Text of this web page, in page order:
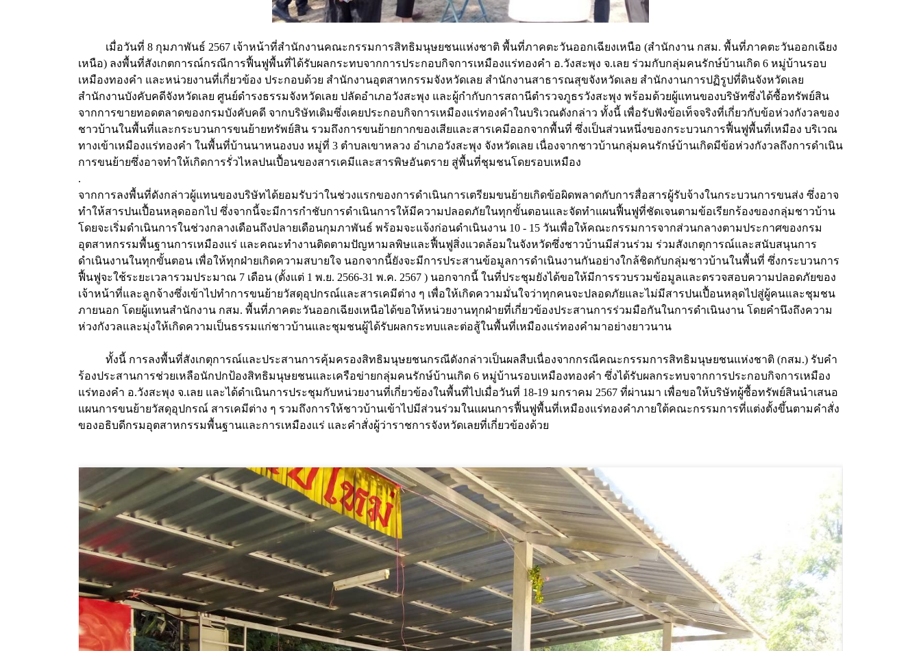
เมื่อวันที่ 8 กุมภาพันธ์ 2567 เจ้าหน้าที่สำนักงานคณะกรรมการสิทธิมนุษยชนแห่งชาติ พื้นที่ภาคตะวันออกเฉียงเหนือ (สำนักงาน กสม. พื้นที่ภาคตะวันออกเฉียง
เหนือ) ลงพื้นที่สังเกตการณ์กรณีการฟื้นฟูพื้นที่ได้รับผลกระทบจากการประกอบกิจการเหมืองแร่ทองคำ อ.วังสะพุง จ.เลย ร่วมกับกลุ่มคนรักษ์บ้านเกิด 6 หมู่บ้านรอบ
เหมืองทองคำ และหน่วยงานที่เกี่ยวข้อง ประกอบด้วย สำนักงานอุตสาหกรรมจังหวัดเลย สำนักงานสาธารณสุขจังหวัดเลย สำนักงานการปฏิรูปที่ดินจังหวัดเลย
สำนักงานบังคับคดีจังหวัดเลย ศูนย์ดำรงธรรมจังหวัดเลย ปลัดอำเภอวังสะพุง และผู้กำกับการสถานีตำรวจภูธรวังสะพุง พร้อมด้วยผู้แทนของบริษัทซึ่งได้ซื้อทรัพย์สิน
จากการขายทอดตลาดของกรมบังคับคดี จากบริษัทเดิมซึ่งเคยประกอบกิจการเหมืองแร่ทองคำในบริเวณดังกล่าว ทั้งนี้ เพื่อรับฟังข้อเท็จจริงที่เกี่ยวกับข้อห่วงกังวลของ
ชาวบ้านในพื้นที่และกระบวนการขนย้ายทรัพย์สิน รวมถึงการขนย้ายกากของเสียและสารเคมีออกจากพื้นที่ ซึ่งเป็นส่วนหนึ่งของกระบวนการฟื้นฟูพื้นที่เหมือง บริเวณ
ทางเข้าเหมืองแร่ทองคำ ในพื้นที่บ้านนาหนองบง หมู่ที่ 3 ตำบลเขาหลวง อำเภอวังสะพุง จังหวัดเลย เนื่องจากชาวบ้านกลุ่มคนรักษ์บ้านเกิดมีข้อห่วงกังวลถึงการดำเนิน
การขนย้ายซึ่งอาจทำให้เกิดการรั่วไหลปนเปื้อนของสารเคมีและสารพิษอันตราย สู่พื้นที่ชุมชนโดยรอบเหมือง
.
จากการลงพื้นที่ดังกล่าวผู้แทนของบริษัทได้ยอมรับว่าในช่วงแรกของการดำเนินการเตรียมขนย้ายเกิดข้อผิดพลาดกับการสื่อสารผู้รับจ้างในกระบวนการขนส่ง ซึ่งอาจ
ทำให้สารปนเปื้อนหลุดออกไป ซึ่งจากนี้จะมีการกำชับการดำเนินการให้มีความปลอดภัยในทุกขั้นตอนและจัดทำแผนฟื้นฟูที่ชัดเจนตามข้อเรียกร้องของกลุ่มชาวบ้าน
โดยจะเริ่มดำเนินการในช่วงกลางเดือนถึงปลายเดือนกุมภาพันธ์ พร้อมจะแจ้งก่อนดำเนินงาน 10 - 15 วันเพื่อให้คณะกรรมการจากส่วนกลางตามประกาศของกรม
อุตสาหกรรมพื้นฐานการเหมืองแร่ และคณะทำงานติดตามปัญหามลพิษและฟื้นฟูสิ่งแวดล้อมในจังหวัดซึ่งชาวบ้านมีส่วนร่วม ร่วมสังเกตุการณ์และสนับสนุนการ
ดำเนินงานในทุกขั้นตอน เพื่อให้ทุกฝ่ายเกิดความสบายใจ นอกจากนี้ยังจะมีการประสานข้อมูลการดำเนินงานกันอย่างใกล้ชิดกับกลุ่มชาวบ้านในพื้นที่ ซึ่งกระบวนการ
ฟื้นฟูจะใช้ระยะเวลารวมประมาณ 7 เดือน (ตั้งแต่ 1 พ.ย. 2566-31 พ.ค. 2567 ) นอกจากนี้ ในที่ประชุมยังได้ขอให้มีการรวบรวมข้อมูลและตรวจสอบความปลอดภัยของ
เจ้าหน้าที่และลูกจ้างซึ่งเข้าไปทำการขนย้ายวัสดุอุปกรณ์และสารเคมีต่าง ๆ เพื่อให้เกิดความมั่นใจว่าทุกคนจะปลอดภัยและไม่มีสารปนเปื้อนหลุดไปสู่ผู้คนและชุมชน
ภายนอก โดยผู้แทนสำนักงาน กสม. พื้นที่ภาคตะวันออกเฉียงเหนือได้ขอให้หน่วยงานทุกฝ่ายที่เกี่ยวข้องประสานการร่วมมือกันในการดำเนินงาน โดยคำนึงถึงความ
ห่วงกังวลและมุ่งให้เกิดความเป็นธรรมแก่ชาวบ้านและชุมชนผู้ได้รับผลกระทบและต่อสู้ในพื้นที่เหมืองแร่ทองคำมาอย่างยาวนาน
ทั้งนี้ การลงพื้นที่สังเกตุการณ์และประสานการคุ้มครองสิทธิมนุษยชนกรณีดังกล่าวเป็นผลสืบเนื่องจากกรณีคณะกรรมการสิทธิมนุษยชนแห่งชาติ (กสม.) รับคำ
ร้องประสานการช่วยเหลือนักปกป้องสิทธิมนุษยชนและเครือข่ายกลุ่มคนรักษ์บ้านเกิด 6 หมู่บ้านรอบเหมืองทองคำ ซึ่งได้รับผลกระทบจากการประกอบกิจการเหมือง
แร่ทองคำ อ.วังสะพุง จ.เลย และได้ดำเนินการประชุมกับหน่วยงานที่เกี่ยวข้องในพื้นที่ไปเมื่อวันที่ 18-19 มกราคม 2567 ที่ผ่านมา เพื่อขอให้บริษัทผู้ซื้อทรัพย์สินนำเสนอ
แผนการขนย้ายวัสดุอุปกรณ์ สารเคมีต่าง ๆ รวมถึงการให้ชาวบ้านเข้าไปมีส่วนร่วมในแผนการฟื้นฟูพื้นที่เหมืองแร่ทองคำภายใต้คณะกรรมการที่แต่งตั้งขึ้นตามคำสั่ง
ของอธิบดีกรมอุตสาหกรรมพื้นฐานและการเหมืองแร่ และคำสั่งผู้ว่าราชการจังหวัดเลยที่เกี่ยวข้องด้วย